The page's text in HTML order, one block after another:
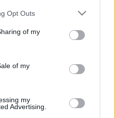
uses one or more Google
behaviour. You may click to
and its third-party tags to
purposes in below Google
Opt Outs
of my
of my
my
Advertising.
fog rajthoz állni. Gutierrez,
rendelkezik 2019-ből és
a harmadik helyen végzett
összesítésben. A
az ESBK egyik vezető
napot Barcelonában, néhány
a világbajnokságon.